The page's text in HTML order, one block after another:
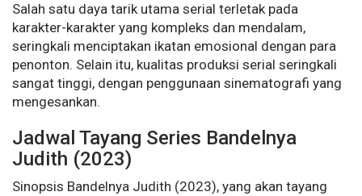
Salah satu daya tarik utama serial terletak pada
karakter-karakter yang kompleks dan mendalam,
seringkali menciptakan ikatan emosional dengan para
penonton. Selain itu, kualitas produksi serial seringkali
sangat tinggi, dengan penggunaan sinematografi yang
mengesankan.
Jadwal Tayang Series Bandelnya
Judith (2023)
Sinopsis Bandelnya Judith (2023), yang akan tayang